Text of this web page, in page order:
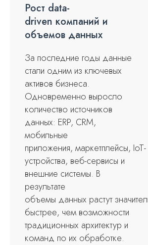
Рост data-
driven компаний и
объемов данных
За последние годы данные
стали одним из ключевых
активов бизнеса.
Одновременно выросло
количество источников
данных: ERP, CRM,
мобильные
приложения, маркетплейсы, IoT-
устройства, веб-сервисы и
внешние системы. В
результате
объемы данных растут
быстрее, чем возможности
традиционных архитектур и
команд по их обработке.